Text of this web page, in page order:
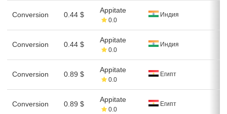
Conversion 0.44 $
Appitate
0.0
Индия
Conversion 0.44 $
Appitate
0.0
Индия
Conversion 0.89 $
Appitate
0.0
Египт
Conversion 0.89 $
Appitate
0.0
Египт